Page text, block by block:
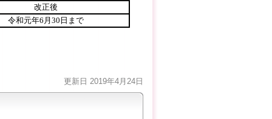
改正後
令和元年6月30日まで
更新日 2019年4月24日